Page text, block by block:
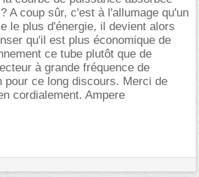
A coup sûr, c'est à l'allumage qu'un
le plus d'énergie, il devient alors
qu'il est plus économique de
ce tube plutôt que de
à grande fréquence de
pour ce long discours. Merci de
cordialement. Ampere